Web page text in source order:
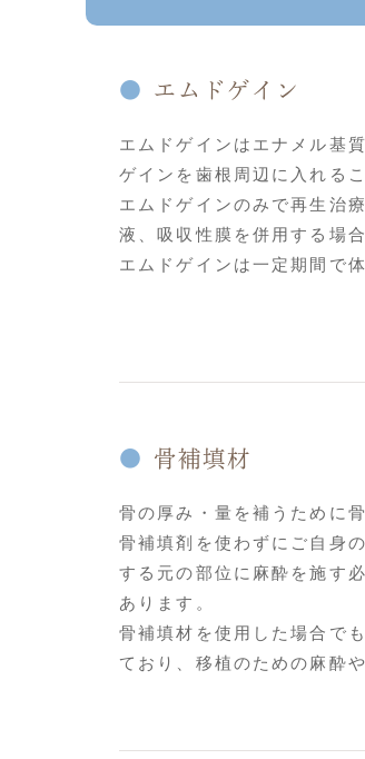
エムドゲイン
エムドゲインはエナメル基
ゲインを歯根周辺に入れる
エムドゲインのみで再生治
液、吸収性膜を併用する場
エムドゲインは一定期間で
骨補填材
骨の厚み・量を補うために
骨補填剤を使わずにご自身
する元の部位に麻酔を施す
あります。
骨補填材を使用した場合で
ており、移植のための麻酔